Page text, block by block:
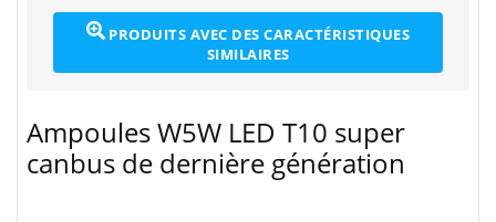
PRODUITS AVEC DES CARACTÉRISTIQUES
SIMILAIRES
Ampoules W5W LED T10 super
canbus de dernière génération